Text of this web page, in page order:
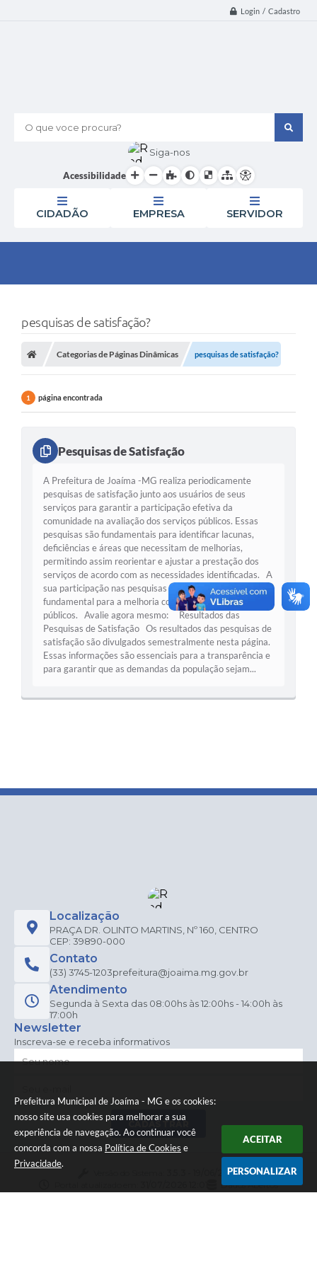
Prefeitura Municipal de Joaíma - MG e os cookies:
nosso site usa cookies para melhorar a sua
experiência de navegação. Ao continuar você
concorda com a nossa Política de Cookies e
Privacidade.
ACEITAR
PERSONALIZAR
Login / Cadastro
O que voce procura?
Siga-nos
Acessibilidade
CIDADÃO EMPRESA SERVIDOR
pesquisas de satisfação?
Categorias de Páginas Dinâmicas pesquisas de satisfação?
1 página encontrada
Pesquisas de Satisfação
A Prefeitura de Joaíma -MG realiza periodicamente
pesquisas de satisfação junto aos usuários de seus
serviços para garantir a participação efetiva da
comunidade na avaliação dos serviços públicos. Essas
pesquisas são fundamentais para identificar lacunas,
deficiências e áreas que necessitam de melhorias,
permitindo assim reorientar e ajustar a prestação dos
serviços de acordo com as necessidades identificadas. A
sua participação nas pesquisas de satisfação é
fundamental para a melhoria contínua dos serviços
públicos. Avalie agora mesmo: Resultados das
Pesquisas de Satisfação Os resultados das pesquisas de
satisfação são divulgados semestralmente nesta página.
Essas informações são essenciais para a transparência e
para garantir que as demandas da população sejam...
Localização
PRAÇA DR. OLINTO MARTINS, Nº 160, CENTRO
CEP: 39890-000
Contato
(33) 3745-1203prefeitura@joaima.mg.gov.br
Atendimento
Segunda à Sexta das 08:00hs às 12:00hs - 14:00h às
17:00h
Newsletter
Inscreva-se e receba informativos
CADASTRAR
3.5.3 - 19/06/2026
Dados Abertos